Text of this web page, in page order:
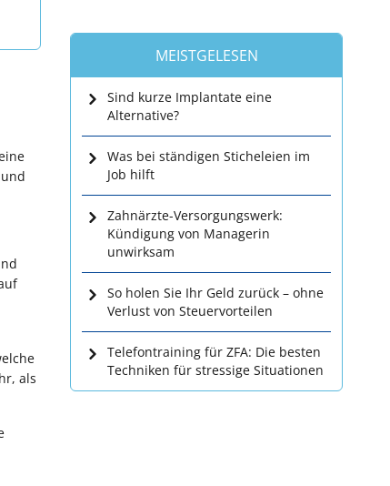
als
MEISTGELESEN
Sind kurze Implantate eine
Alternative?
Was bei ständigen Sticheleien im
Job hilft
Zahnärzte-Versorgungswerk:
Kündigung von Managerin
unwirksam
So holen Sie Ihr Geld zurück – ohne
Verlust von Steuervorteilen
Telefontraining für ZFA: Die besten
Techniken für stressige Situationen